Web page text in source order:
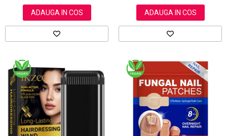
ADAUGA IN COS ADAUGA IN COS